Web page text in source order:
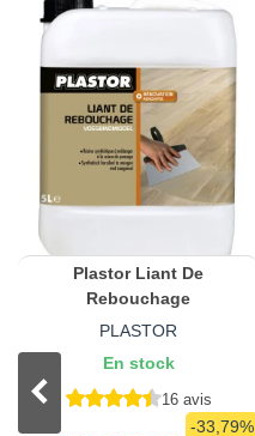
Plastor Liant De
Rebouchage
PLASTOR
En stock
16 avis
-33,79%